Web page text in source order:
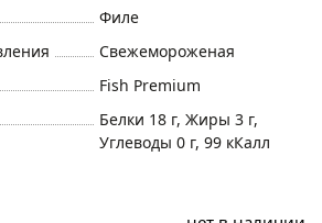
Филе
Свежемороженая
Fish Premium
Белки 18 г, Жиры 3 г,
Углеводы 0 г, 99 кКалл